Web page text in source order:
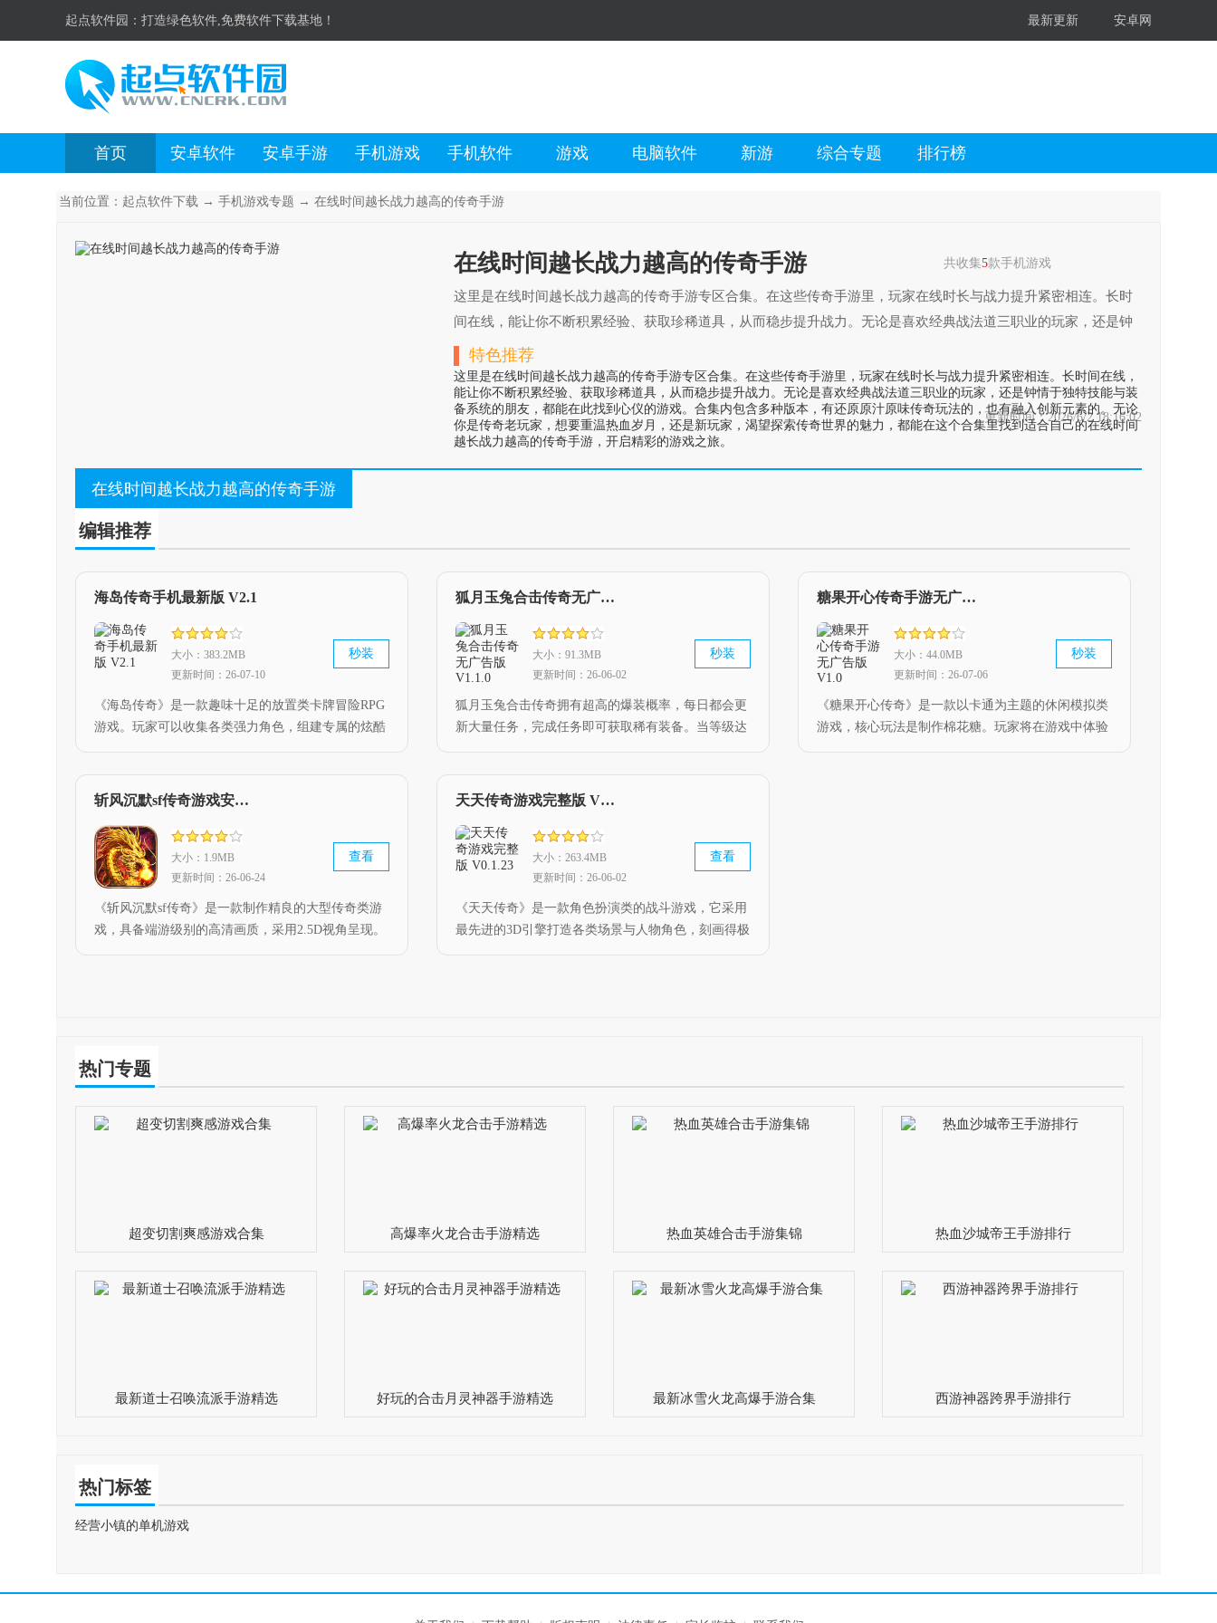
起点软件园： 打造绿色软件,免费软件下载基地！ 最新更新 安卓网
首页 安卓软件 安卓手游 手机游戏 手机软件 游戏 电脑软件 新游 综合专题 排行榜
当前位置： 起点软件下载 → 手机游戏专题 → 在线时间越长战力越高的传奇手游
共收集5款手机游戏
在线时间越长战力越高的传奇手游
这里是在线时间越长战力越高的传奇手游专区合集。在这些传奇手游里，玩家在线时长与战力提升紧密相连。长时
间在线，能让你不断积累经验、获取珍稀道具，从而稳步提升战力。无论是喜欢经典战法道三职业的玩家，还是钟
情于独特技能与装备系统的朋友，都能在此找到心仪的游戏。合集内包含多种版本，有还原原汁原味传奇玩法的，
也有融入创新元素的。无论你是传奇老玩家，想要重温热血岁月，还是新玩家，渴望探索传奇世界的魅力，都能在
这个合集里找到适合自己的在线时间越长战力越高的传奇手游，开启精彩的游戏之旅。
特色推荐
这里是在线时间越长战力越高的传奇手游专区合集。在这些传奇手游里，玩家在线时长与战力提升紧密相连。长时间在线，
能让你不断积累经验、获取珍稀道具，从而稳步提升战力。无论是喜欢经典战法道三职业的玩家，还是钟情于独特技能与装
备系统的朋友，都能在此找到心仪的游戏。合集内包含多种版本，有还原原汁原味传奇玩法的，也有融入创新元素的。无论
你是传奇老玩家，想要重温热血岁月，还是新玩家，渴望探索传奇世界的魅力，都能在这个合集里找到适合自己的在线时间
越长战力越高的传奇手游，开启精彩的游戏之旅。
更新时间：2026/6/2 18:16:02
在线时间越长战力越高的传奇手游
编辑推荐
海岛传奇手机最新版 V2.1
大小：383.2MB
更新时间：26-07-10
秒装
《海岛传奇》是一款趣味十足的放置类卡牌冒险RPG
游戏。玩家可以收集各类强力角色，组建专属的炫酷
英雄阵容，同时体验经营玩法的独特乐趣。游戏拥有
伟壮丽的幻想世界里开启一场永无止境的冒险与战斗
狐月玉兔合击传奇无广告版 V1.1.0
大小：91.3MB
更新时间：26-06-02
秒装
狐月玉兔合击传奇拥有超高的爆装概率，每日都会更
新大量任务，完成任务即可获取稀有装备。当等级达
到一定要求后，就能解锁全新副本，众多副本都能自
糖果开心传奇手游无广告版 V1.0
大小：44.0MB
更新时间：26-07-06
秒装
《糖果开心传奇》是一款以卡通为主题的休闲模拟类
游戏，核心玩法是制作棉花糖。玩家将在游戏中体验
校园生活，其玩法十分有趣，需按照规则要求制作出
斩风沉默sf传奇游戏安装包 V3.0
大小：1.9MB
更新时间：26-06-24
查看
《斩风沉默sf传奇》是一款制作精良的大型传奇类游
戏，具备端游级别的高清画质，采用2.5D视角呈现。
在这里，昔日兄弟可重聚皇城，一同重温热血沸腾的
天天传奇游戏完整版 V0.1.23
大小：263.4MB
更新时间：26-06-02
查看
《天天传奇》是一款角色扮演类的战斗游戏，它采用
最先进的3D引擎打造各类场景与人物角色，刻画得极
具特色，而且运行十分流畅，画面毫无卡顿感。你还
热门专题
超变切割爽感游戏合集 高爆率火龙合击手游精选 热血英雄合击手游集锦 热血沙城帝王手游排行
最新道士召唤流派手游精选 好玩的合击月灵神器手游精选 最新冰雪火龙高爆手游合集 西游神器跨界手游排行
热门标签
经营小镇的单机游戏